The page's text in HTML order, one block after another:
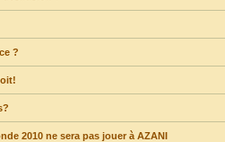
?
2010 ne sera pas jouer à AZANI